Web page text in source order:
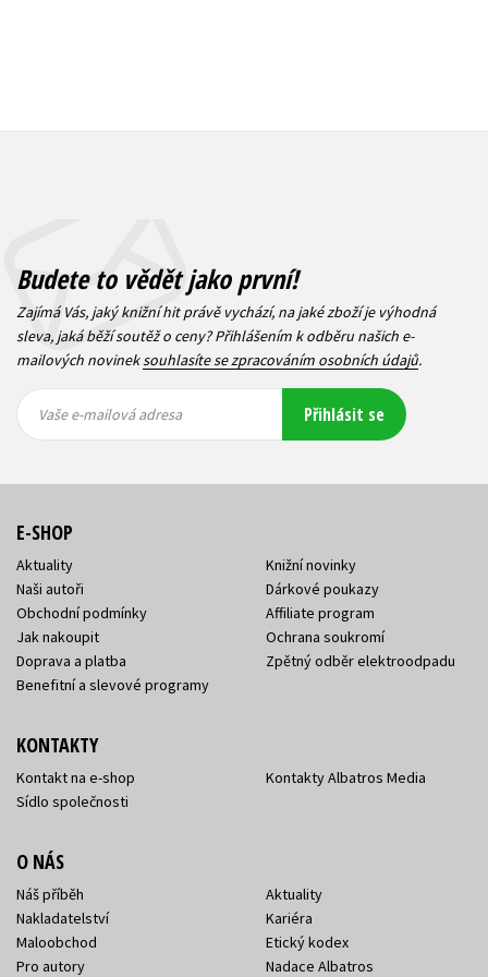
Budete to vědět jako první!
Zajímá Vás, jaký knižní hit právě vychází, na jaké zboží je výhodná
sleva, jaká běží soutěž o ceny? Přihlášením k odběru našich e-
mailových novineksouhlasíte se zpracováním osobních údajů.
mailová
mailová
Vaše e-mailová adresa Přihlásit se
E-SHOP
Aktuality
Naši autoři
Obchodní podmínky
Jak nakoupit
Doprava a platba
Benefitní a slevové programy
Knižní novinky
Dárkové poukazy
Affiliate program
Ochrana soukromí
Zpětný odběr elektroodpadu
KONTAKTY
Kontakt na e-shop
Sídlo společnosti
Kontakty Albatros Media
O NÁS
Náš příběh
Nakladatelství
Maloobchod
Pro autory
Aktuality
Kariéra
Etický kodex
Nadace Albatros